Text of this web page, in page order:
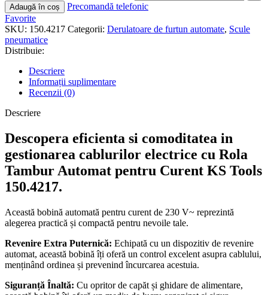
Adaugă în coș
Precomandă telefonic
Favorite
SKU: 150.4217 Categorii: Derulatoare de furtun automate, Scule
pneumatice
Distribuie:
Descriere
Informații suplimentare
Recenzii (0)
Descriere
Descopera eficienta si comoditatea in
gestionarea cablurilor electrice cu Rola
Tambur Automat pentru Curent KS Tools
150.4217.
Această bobină automată pentru curent de 230 V~ reprezintă
alegerea practică și compactă pentru nevoile tale.
Revenire Extra Puternică: Echipată cu un dispozitiv de revenire
automat, această bobină îți oferă un control excelent asupra cablului,
menținând ordinea și prevenind încurcarea acestuia.
Siguranță Înaltă: Cu opritor de capăt și ghidare de alimentare,